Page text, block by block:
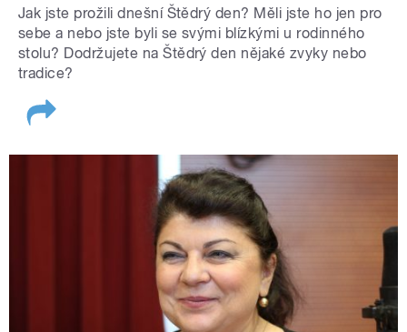
Jak jste prožili dnešní Štědrý den? Měli jste ho jen pro
sebe a nebo jste byli se svými blízkými u rodinného
stolu? Dodržujete na Štědrý den nějaké zvyky nebo
tradice?